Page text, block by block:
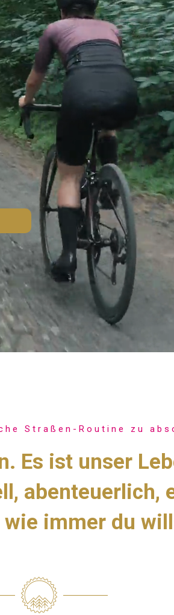
Straßen-Routine zu
Es ist unser
abenteuerlich,
immer du